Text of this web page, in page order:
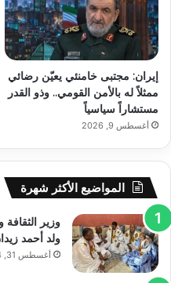
إيران: مجتبى خامنئي يعيّن رضائي
ممثلاً له بالأمن القومي.. وذو القدر
مستشاراً سياسياً
أغسطس 9, 2026
المواضيع الأكثر شهرة
وزير الثقافة
ولد أحمد
أغسطس 31, 2024